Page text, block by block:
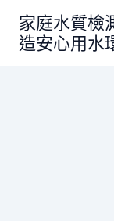
家庭水質檢
造安心用水